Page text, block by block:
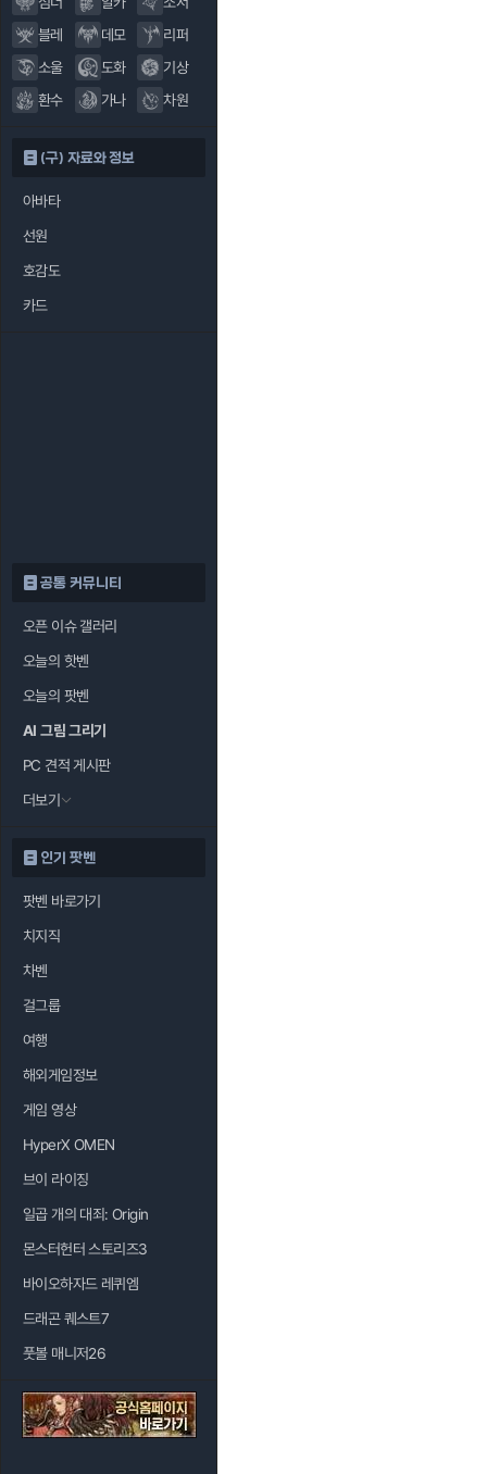
블레
데모
리퍼
소울
도화
기상
환수
가나 차원
(구) 자료와 정보
아바타
선원
호감도
카드
공통 커뮤니티
오픈 이슈 갤러리
오늘의 핫벤
오늘의 팟벤
AI 그림 그리기
PC 견적 게시판
더보기
인기 팟벤
팟벤 바로가기
치지직
차벤
걸그룹
여행
해외게임정보
게임 영상
HyperX OMEN
브이 라이징
일곱 개의 대죄: Origin
몬스터헌터 스토리즈3
바이오하자드 레퀴엠
드래곤 퀘스트7
풋볼 매니저26